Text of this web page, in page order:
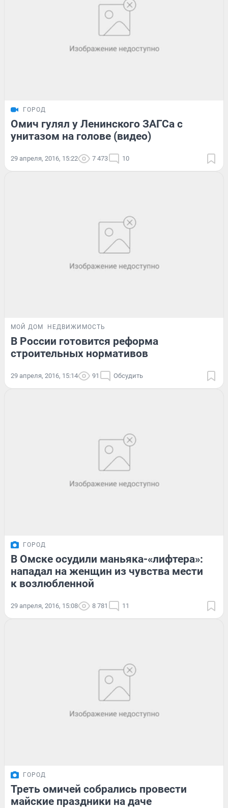
ГОРОД
Омич гулял у Ленинского ЗАГСа с
унитазом на голове (видео)
29 апреля, 2016, 15:22 7 473 10
МОЙ ДОМ НЕДВИЖИМОСТЬ
В России готовится реформа
строительных нормативов
29 апреля, 2016, 15:14 91 Обсудить
ГОРОД
В Омске осудили маньяка-«лифтера»:
нападал на женщин из чувства мести
к возлюбленной
29 апреля, 2016, 15:08 8 781 11
ГОРОД
Треть омичей собрались провести
майские праздники на даче